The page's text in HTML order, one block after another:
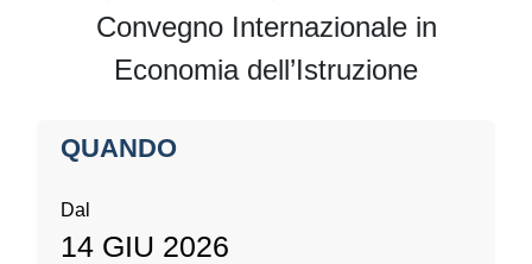
Convegno Internazionale in
Economia dell’Istruzione
QUANDO
Dal
14 GIU 2026